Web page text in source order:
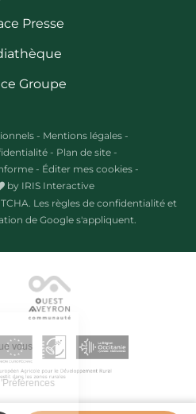
Presse
Groupe
- Mentions légales -
- Plan de site -
- Éditer mes cookies -
by IRIS Interactive
Les règles de confidentialitéet
de Google s'appliquent.
le contrôle sur ce que vous
suite, cliquez sur le lien 'Préférences